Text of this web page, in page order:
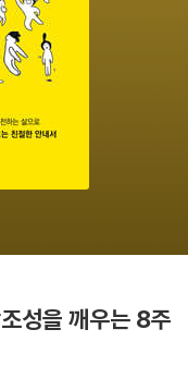
성을 깨우는 8주